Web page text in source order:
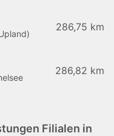
286,75 km
286,82 km
Filialen in